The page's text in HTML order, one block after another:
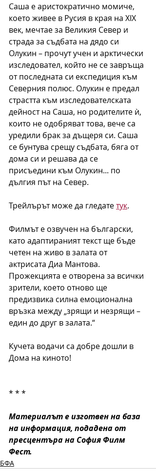
Саша е аристократично момиче,
което живее в Русия в края на XIX
век, мечтае за Великия Север и
страда за съдбата на дядо си
Олукин – прочут учен и арктически
изследовател, който не се завръща
от последната си експедиция към
Северния полюс. Олукин е предал
страстта към изследователската
дейност на Саша, но родителите ѝ,
които не одобряват това, вече са
уредили брак за дъщеря си. Саша
се бунтува срещу съдбата, бяга от
дома си и решава да се
присъедини към Олукин... по
дългия път на Север.
Трейлърът може да гледате тук.
Филмът е озвучен на български,
като адаптираният текст ще бъде
четен на живо в залата от
актрисата Диа Мантова.
Прожекцията е отворена за всички
зрители, което отново ще
предизвика силна емоционална
връзка между „зрящи и незрящи –
един до друг в залата.“
Кучета водачи са добре дошли в
Дома на киното!
* * *
Материалът е изготвен на база
на информация, подадена от
пресцентъра на София Филм
Фест.
БФА